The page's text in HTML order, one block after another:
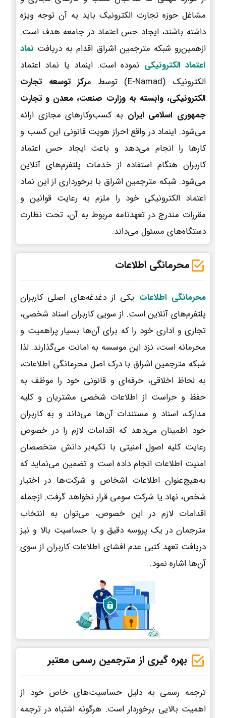
مشاغل حوزه تجارت الکترونیک باید به آن توجه ویژه
داشته باشند، ایجاد حس اعتماد در جامعه هدف است.
ازهمین‌رو شبکه مترجمین اشراق اقدام به دریافت نماد
اعتماد الکترونیکی نموده است. اینماد یا نماد اعتماد
الکترونیک (E-Namad) توسط م
رکز توسعه تجارت
الکترونیکی، وابسته به وزارت صنعت، معدن و تجارت
جمهوری اسلامی ایران به کسب‌وکارهای مجازی ارائه
می‌شود. اینماد در واقع احراز هویت قانونی این کسب و
کارها را انجام می‌دهد و باعث ایجاد حس اعتماد
کاربران هنگام استفاده از خدمات پلتفرم‌های آنلاین
می‌شود. شبکه مترجمین اشراق با برخورداری از این نماد
اعتماد الکترونیکی خود را ملزم به رعایت قوانین و
مقررات مندرج در تعهدنامه مربوط به آن، تحت نظارت
دستگاه‌های مسئول می‌داند.
محرمانگی اطلاعات
محرمانگی اطلاعات یکی از دغدغه‌های اصلی کاربران
پلتفرم‌های آنلاین است. از سویی کاربران اسناد شخصی،
تجاری و اداری خود را که برای آن‌ها بسیار پراهمیت و
محرمانه است، نزد این موسسه به امانت می‌گذارند. لذا
شبکه مترجمین اشراق با درک اصل محرمانگی اطلاعات،
به لحاظ اخلاقی، حرفه‌ای و قانونی خود را موظف به
حفظ و حراست از اطلاعات شخصی مشتریان و کلیه
مدارک، اسناد و مستندات آن‌ها می‌داند و به کاربران
خود اطمینان می‌دهد که اقدامات لازم را در خصوص
رعایت کلیه اصول امنیتی با تکیه‌بر دانش متخصصان
امنیت اطلاعات انجام داده است و تضمین می‌نماید که
به‌هیچ‌عنوان اطلاعات اشخاص و شرکت‌ها در اختیار
شخص، نهاد یا شرکت سومی قرار نخواهد گرفت. ازجمله
اقدامات لازم در این خصوص، می‌توان به انتخاب
مترجمان در یک پروسه دقیق و با حساسیت بالا و نیز
دریافت تعهد کتبی عدم افشای اطلاعات کاربران از سوی
آن‌ها اشاره نمود.
بهره گیری از مترجمین رسمی معتبر
ترجمه رسمی به دلیل حساسیت‌های خاص خود از
اهمیت بالایی برخوردار است. هرگونه اشتباه در ترجمه